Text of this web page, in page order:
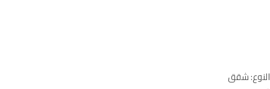
النوع: شقق